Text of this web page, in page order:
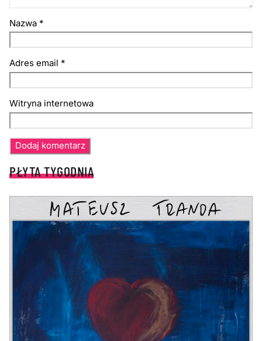
Nazwa *
Adres email *
Witryna internetowa
PŁYTA TYGODNIA